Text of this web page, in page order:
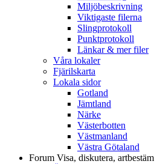
Miljöbeskrivning
Viktigaste filerna
Slingprotokoll
Punktprotokoll
Länkar & mer filer
Våra lokaler
Fjärilskarta
Lokala sidor
Gotland
Jämtland
Närke
Västerbotten
Västmanland
Västra Götaland
Forum Visa, diskutera, artbestäm